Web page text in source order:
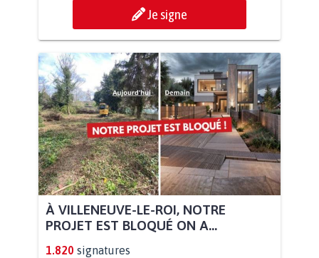
Je signe
À VILLENEUVE-LE-ROI, NOTRE
PROJET EST BLOQUÉ ON A...
1.820 signatures